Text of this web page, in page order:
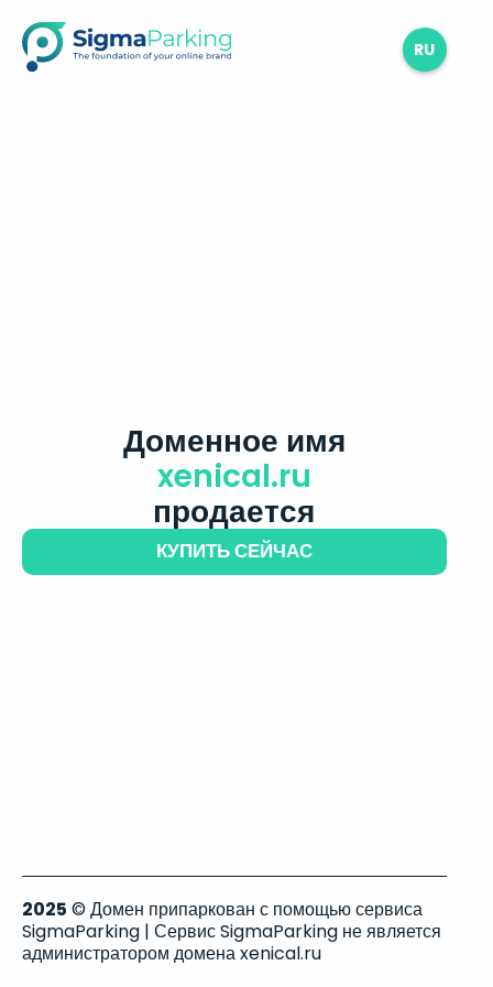
RU
Доменное имя
xenical.ru
продается
КУПИТЬ СЕЙЧАС
2025 © Домен припаркован с помощью сервиса
SigmaParking | Сервис SigmaParking не является
администратором домена xenical.ru